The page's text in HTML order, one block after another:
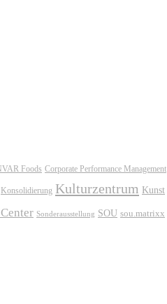
Foods Corporate Performance Management
Konsolidierung Kulturzentrum Kunst
Sonderausstellung SOU sou.matrixx